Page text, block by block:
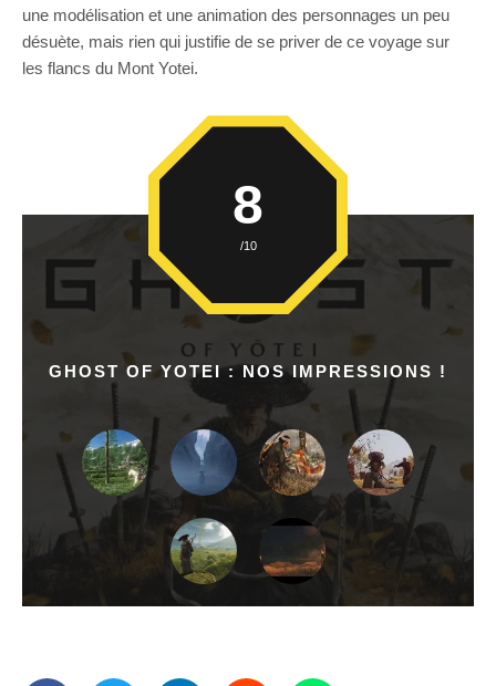
une modélisation et une animation des personnages un peu
désuète, mais rien qui justifie de se priver de ce voyage sur
les flancs du Mont Yotei.
GHOST OF YOTEI : NOS IMPRESSIONS !
8
/10